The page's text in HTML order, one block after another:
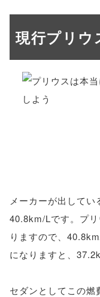
現行プリウ
メーカーが出して
40.8km/Lです。プ
りますので、
になりますと、
セダンとしてこの